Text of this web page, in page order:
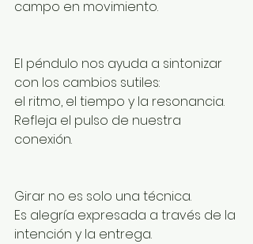
campo en movimiento.
El péndulo nos ayuda a sintonizar
con los cambios sutiles:
el ritmo, el tiempo y la resonancia.
Refleja el pulso de nuestra
conexión.
Girar no es solo una técnica.
Es alegría expresada a través de la
intención y la entrega.